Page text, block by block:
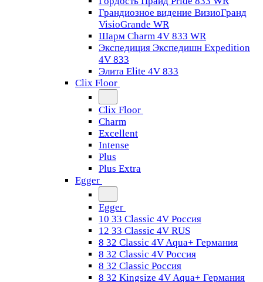
Грандиозное видение ВизиоГранд
VisioGrande WR
Шарм Charm 4V 833 WR
Экспедиция Экспедишн Expedition
4V 833
Элита Elite 4V 833
Clix Floor
Clix Floor
Charm
Excellent
Intense
Plus
Plus Extra
Egger
Egger
10 33 Classic 4V Россия
12 33 Classic 4V RUS
8 32 Classic 4V Aqua+ Германия
8 32 Classic 4V Россия
8 32 Classic Россия
8 32 Kingsize 4V Aqua+ Германия